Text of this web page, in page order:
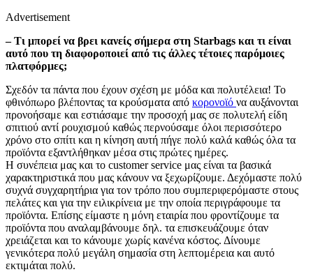
Advertisement
– Τι μπορεί να βρει κανείς σήμερα στη Starbags και τι είναι
αυτό που τη διαφοροποιεί από τις άλλες τέτοιες παρόμοιες
πλατφόρμες;
Σχεδόν τα πάντα που έχουν σχέση με μόδα και πολυτέλεια! Το
φθινόπωρο βλέποντας τα κρούσματα από κορονοϊό να αυξάνονται
προνοήσαμε και εστιάσαμε την προσοχή μας σε πολυτελή είδη
σπιτιού αντί ρουχισμού καθώς περνούσαμε όλοι περισσότερο
χρόνο στο σπίτι και η κίνηση αυτή πήγε πολύ καλά καθώς όλα τα
προϊόντα εξαντλήθηκαν μέσα στις πρώτες ημέρες.
Η συνέπεια μας και το customer service μας είναι τα βασικά
χαρακτηριστικά που μας κάνουν να ξεχωρίζουμε. Δεχόμαστε πολύ
συχνά συγχαρητήρια για τον τρόπο που συμπεριφερόμαστε στους
πελάτες και για την ειλικρίνεια με την οποία περιγράφουμε τα
προϊόντα. Επίσης είμαστε η μόνη εταιρία που φροντίζουμε τα
προϊόντα που αναλαμβάνουμε δηλ. τα επισκευάζουμε όταν
χρειάζεται και το κάνουμε χωρίς κανένα κόστος. Δίνουμε
γενικότερα πολύ μεγάλη σημασία στη λεπτομέρεια και αυτό
εκτιμάται πολύ.